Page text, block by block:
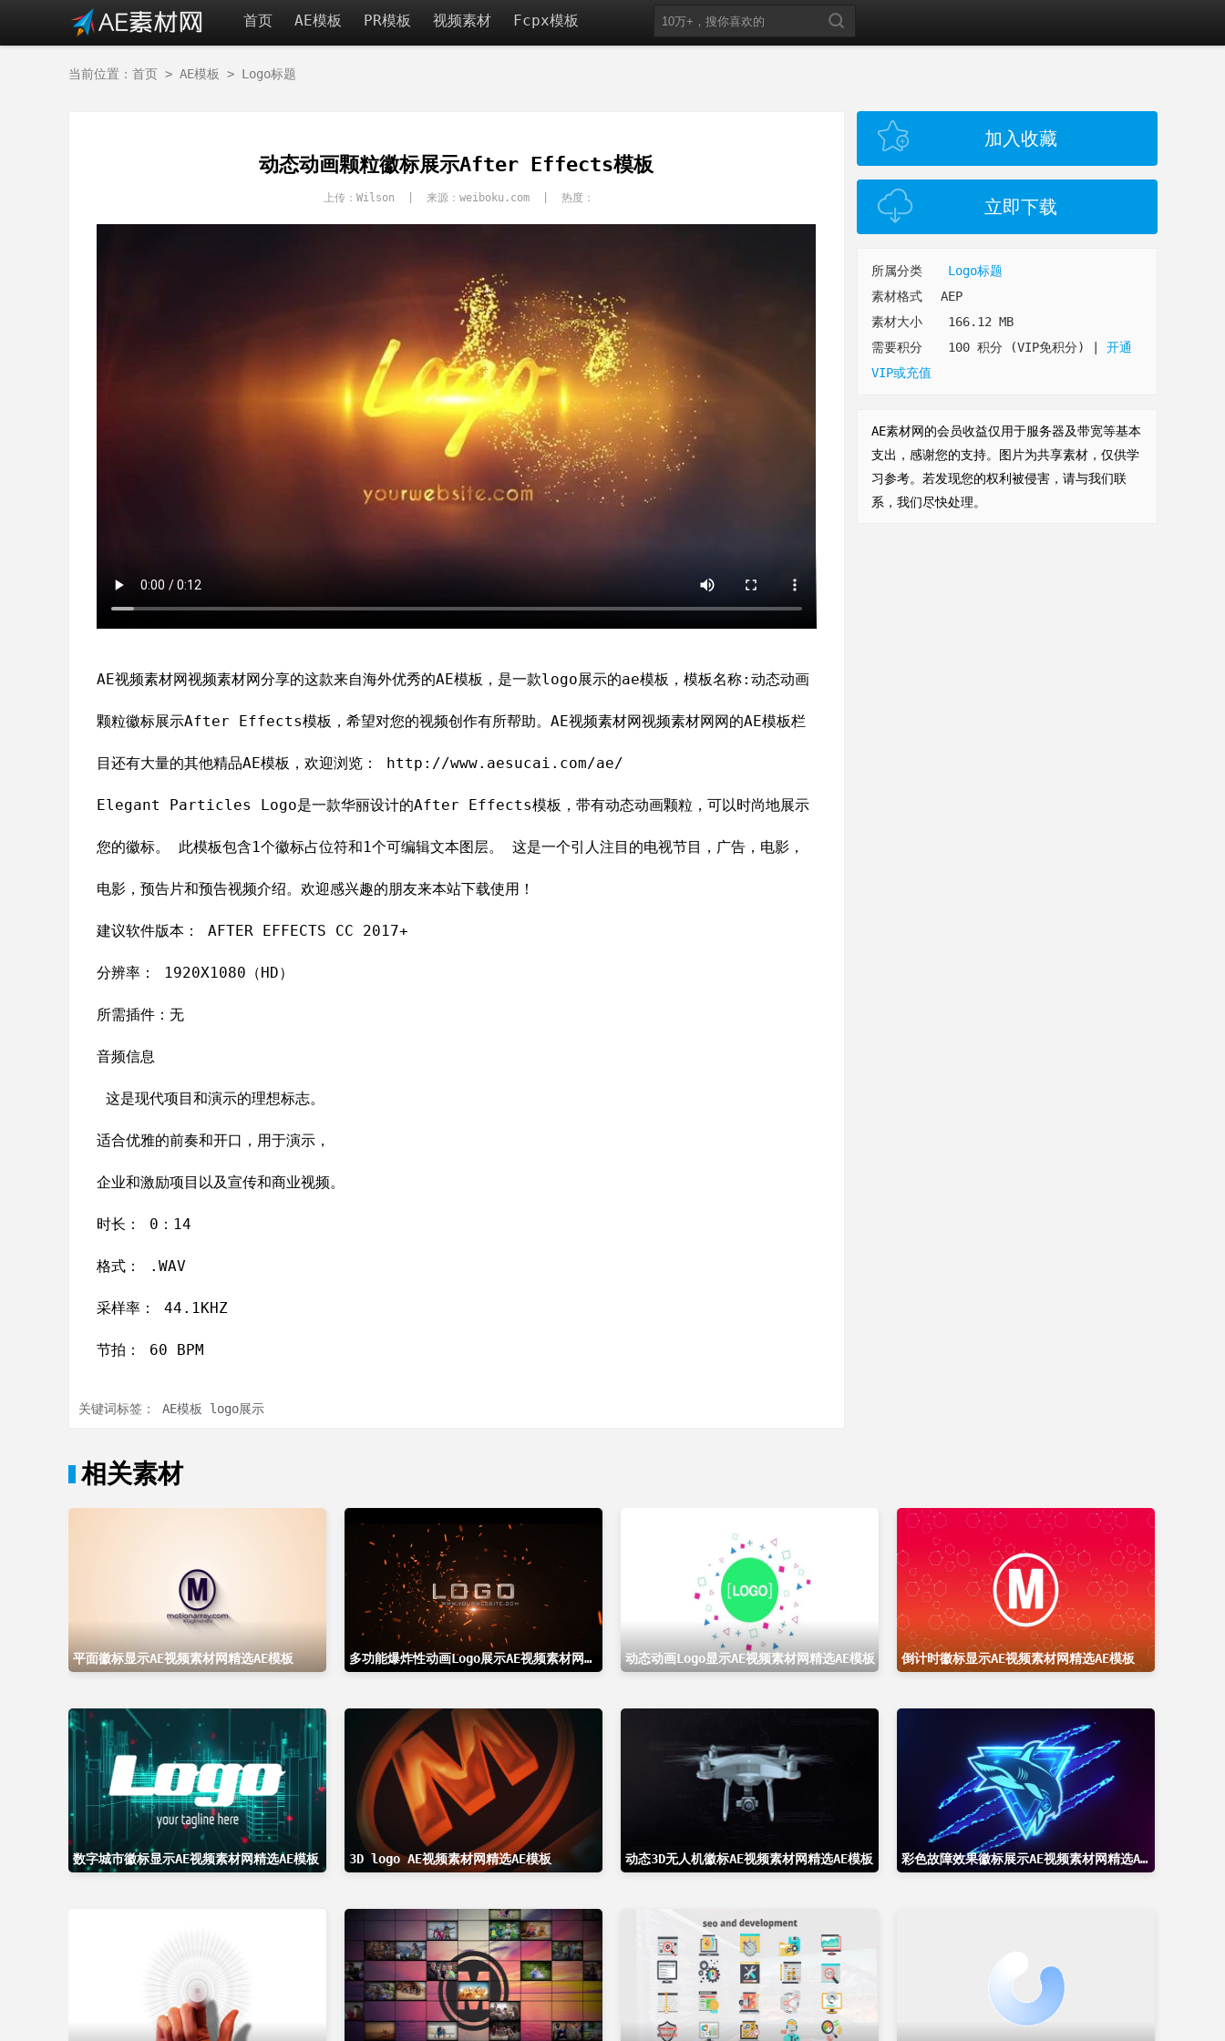
首页 AE模板 PR模板 视频素材 Fcpx模板
当前位置： 首页> AE模板 > Logo标题
动态动画颗粒徽标展示After Effects模板
上传：Wilson | 来源：weiboku.com | 热度：
AE视频素材网视频素材网分享的这款来自海外优秀的AE模板，是一款logo展示的ae模板，模板名称:动态动画
颗粒徽标展示After Effects模板，希望对您的视频创作有所帮助。AE视频素材网视频素材网网的AE模板栏
目还有大量的其他精品AE模板，欢迎浏览： http://www.aesucai.com/ae/
Elegant Particles Logo是一款华丽设计的After Effects模板，带有动态动画颗粒，可以时尚地展示
您的徽标。 此模板包含1个徽标占位符和1个可编辑文本图层。 这是一个引人注目的电视节目，广告，电影，
电影，预告片和预告视频介绍。欢迎感兴趣的朋友来本站下载使用！
建议软件版本： AFTER EFFECTS CC 2017+
分辨率： 1920X1080（HD）
所需插件：无
音频信息
这是现代项目和演示的理想标志。
适合优雅的前奏和开口，用于演示，
企业和激励项目以及宣传和商业视频。
时长： 0：14
格式： .WAV
采样率： 44.1KHZ
节拍： 60 BPM
关键词标签： AE模板 logo展示
加入收藏
立即下载
所属分类
Logo标题
素材格式
AEP
素材大小
166.12 MB
需要积分
100 积分 (VIP免积分)
开通
VIP或充值
AE素材网的会员收益仅用于服务器及带宽等基本
支出，感谢您的支持。图片为共享素材，仅供学
习参考。若发现您的权利被侵害，请与我们联
系，我们尽快处理。
相关素材
平面徽标显示AE视频素材网精选AE模板 多功能爆炸性动画Logo展示AE视频素材网精选AE模板 动态动画Logo显示AE视频素材网精选AE模板 倒计时徽标显示AE视频素材网精选AE模板
数字城市徽标显示AE视频素材网精选AE模板 3D logo AE视频素材网精选AE模板 动态3D无人机徽标AE视频素材网精选AE模板 彩色故障效果徽标展示AE视频素材网精选AE模板